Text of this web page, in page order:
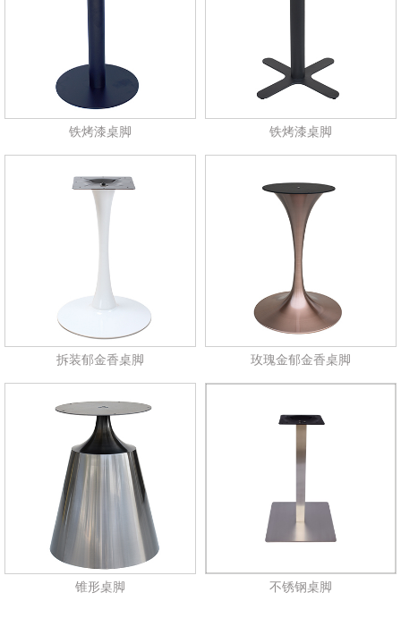
铁烤漆桌脚 铁烤漆桌脚
拆装郁金香桌脚 玫瑰金郁金香桌脚
锥形桌脚 不锈钢桌脚